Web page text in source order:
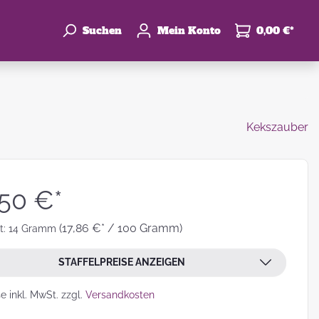
Suchen Mein Konto 0,00 €*
Kekszauber
€*
14 Gramm (17,86 €* / 100 Gramm)
STAFFELPREISE ANZEIGEN
inkl. MwSt. zzgl. Versandkosten